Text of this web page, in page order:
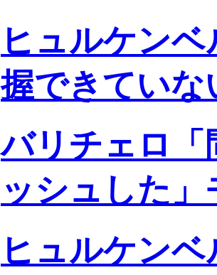
ヒュルケン
握できていな
バリチェロ「
ッシュした
ヒュルケン